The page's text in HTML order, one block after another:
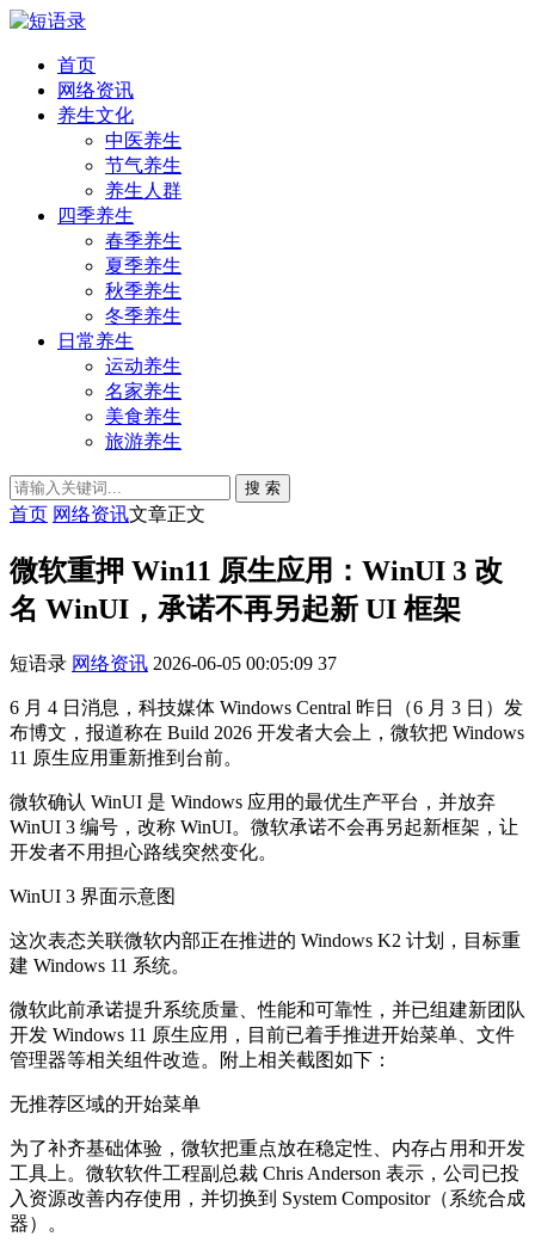
首页
网络资讯
养生文化
中医养生
节气养生
养生人群
四季养生
春季养生
夏季养生
秋季养生
冬季养生
日常养生
运动养生
名家养生
美食养生
旅游养生
搜 索
首页 网络资讯文章正文
微软重押 Win11 原生应用：WinUI 3 改
名 WinUI，承诺不再另起新 UI 框架
短语录 网络资讯 2026-06-05 00:05:09 37
6 月 4 日消息，科技媒体 Windows Central 昨日（6 月 3 日）发
布博文，报道称在 Build 2026 开发者大会上，微软把 Windows
11 原生应用重新推到台前。
微软确认 WinUI 是 Windows 应用的最优生产平台，并放弃
WinUI 3 编号，改称 WinUI。微软承诺不会再另起新框架，让
开发者不用担心路线突然变化。
WinUI 3 界面示意图
这次表态关联微软内部正在推进的 Windows K2 计划，目标重
建 Windows 11 系统。
微软此前承诺提升系统质量、性能和可靠性，并已组建新团队
开发 Windows 11 原生应用，目前已着手推进开始菜单、文件
管理器等相关组件改造。附上相关截图如下：
无推荐区域的开始菜单
为了补齐基础体验，微软把重点放在稳定性、内存占用和开发
工具上。微软软件工程副总裁 Chris Anderson 表示，公司已投
入资源改善内存使用，并切换到 System Compositor（系统合成
器）。